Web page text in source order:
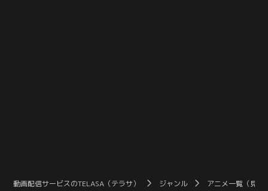
動画配信サービスのTELASA（テラサ） ジャンル アニメ一覧（見放